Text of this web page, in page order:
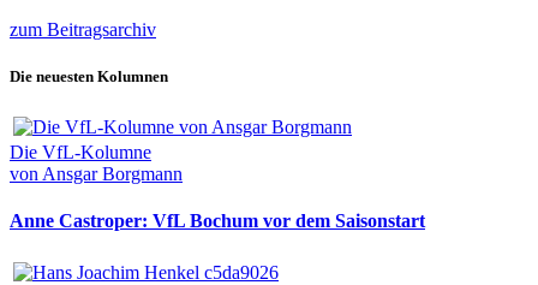
zum Beitragsarchiv
Die neuesten Kolumnen
Die VfL-Kolumne
von Ansgar Borgmann
Anne Castroper: VfL Bochum vor dem Saisonstart